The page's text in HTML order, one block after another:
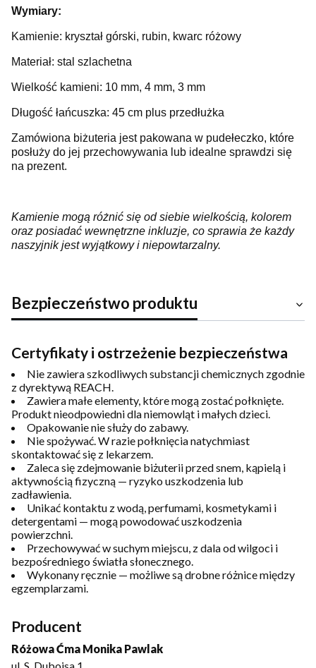
Wymiary:
Kamienie: kryształ górski, rubin, kwarc różowy
Materiał: stal szlachetna
Wielkość kamieni: 10 mm, 4 mm, 3 mm
Długość łańcuszka: 45 cm plus przedłużka
Zamówiona biżuteria jest pakowana w pudełeczko, które
posłuży do jej przechowywania lub idealne sprawdzi się
na prezent.
Kamienie mogą różnić się od siebie wielkością, kolorem
oraz posiadać wewnętrzne inkluzje, co sprawia że każdy
naszyjnik jest wyjątkowy i niepowtarzalny.
Bezpieczeństwo produktu
Certyfikaty i ostrzeżenie bezpieczeństwa
Nie zawiera szkodliwych substancji chemicznych zgodnie
z dyrektywą REACH.
Zawiera małe elementy, które mogą zostać połknięte.
Produkt nieodpowiedni dla niemowląt i małych dzieci.
Opakowanie nie służy do zabawy.
Nie spożywać. W razie połknięcia natychmiast
skontaktować się z lekarzem.
Zaleca się zdejmowanie biżuterii przed snem, kąpielą i
aktywnością fizyczną — ryzyko uszkodzenia lub
zadławienia.
Unikać kontaktu z wodą, perfumami, kosmetykami i
detergentami — mogą powodować uszkodzenia
powierzchni.
Przechowywać w suchym miejscu, z dala od wilgoci i
bezpośredniego światła słonecznego.
Wykonany ręcznie — możliwe są drobne różnice między
egzemplarzami.
Producent
Różowa Ćma Monika Pawlak